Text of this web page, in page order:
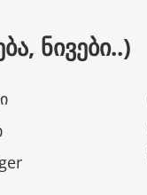
ᲜᲘᲕᲔᲑᲘ..)